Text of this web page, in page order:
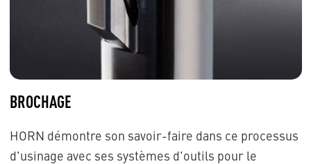
BROCHAGE
HORN démontre son savoir-faire dans ce processus
d'usinage avec ses systèmes d'outils pour le